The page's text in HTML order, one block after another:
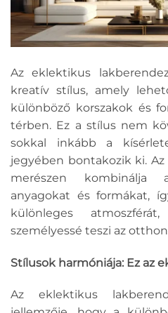
Az eklektikus
kreatív stílus, amely
különböző korszakok és
térben. Ez a stílus nem
sokkal inkább a
jegyében bontakozik ki.
merészen kombinálja
anyagokat és formákat,
különleges
személyessé teszi az
Stílusok harmóniája: Ez az
Az eklektikus